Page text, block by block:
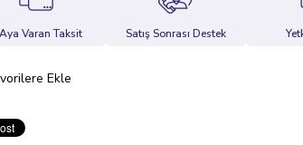
Varan Taksit Satış Sonrası Destek
Ekle